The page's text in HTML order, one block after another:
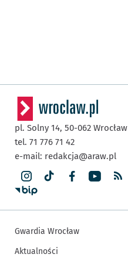
pl. Solny 14, 50-062 Wrocław
tel. 71 776 71 42
e-mail: redakcja@araw.pl
Gwardia Wrocław
Aktualności